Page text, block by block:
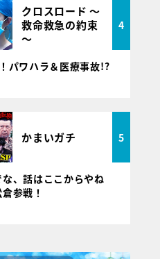
クロスロード ～
救命救急の約束
～
4
パワハラ＆医療事故!?
かまいガチ 5
、話はここからやね
参戦！